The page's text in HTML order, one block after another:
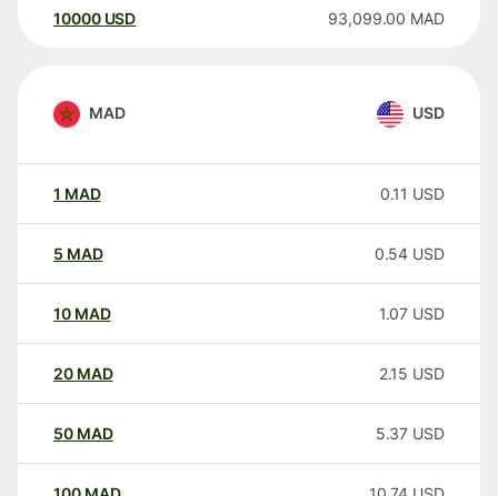
10000 USD 93,099.00 MAD
MAD USD
1 MAD 0.11 USD
5 MAD 0.54 USD
10 MAD 1.07 USD
20 MAD 2.15 USD
50 MAD 5.37 USD